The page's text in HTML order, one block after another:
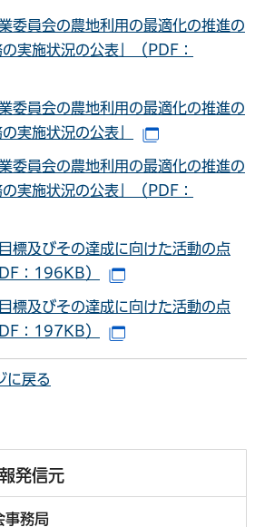
委員会の農地利用の最適化の推進の
実施状況の公表」（PDF：
委員会の農地利用の最適化の推進の
実施状況の公表」
委員会の農地利用の最適化の推進の
実施状況の公表」（PDF：
標及びその達成に向けた活動の点
：196KB）
標及びその達成に向けた活動の点
：197KB）
に戻る
発信元
事務局